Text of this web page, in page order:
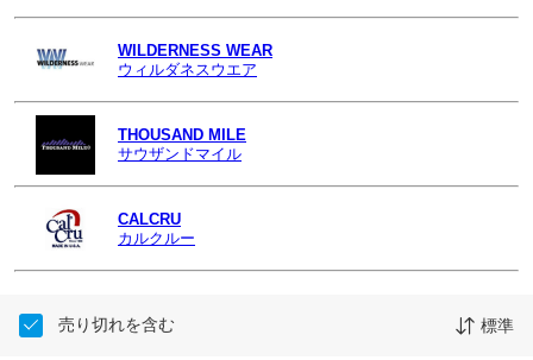
WILDERNESS WEAR
ウィルダネスウエア
THOUSAND MILE
サウザンドマイル
CALCRU
カルクルー
売り切れを含む 標準